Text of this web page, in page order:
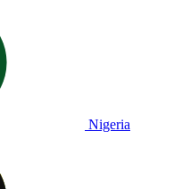
Nigeria